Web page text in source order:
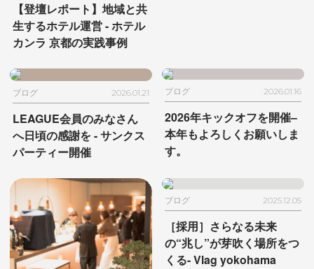
【登壇レポート】地域と共
生するホテル運営- ホテル
カンラ 京都の実践事例
ブログ 2026.01.21
LEAGUE会員のみなさん
へ日頃の感謝を- サンクス
パーティー開催
ブログ 2026.01.16
2026年キックオフを開催–
本年もよろしくお願いしま
す。
ブログ 2025.12.05
［採用］さらなる未来
の“兆し”が芽吹く場所をつ
くる- Vlag yokohama